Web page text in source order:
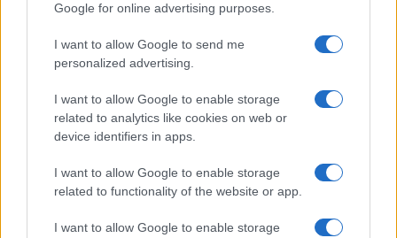
Google for online advertising purposes.
I want to allow Google to send me
personalized advertising.
I want to allow Google to enable storage
related to analytics like cookies on web or
device identifiers in apps.
I want to allow Google to enable storage
related to functionality of the website or app.
I want to allow Google to enable storage